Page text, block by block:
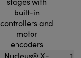
built-in
controllers and
motor
encoders
Nucleus® X-
1